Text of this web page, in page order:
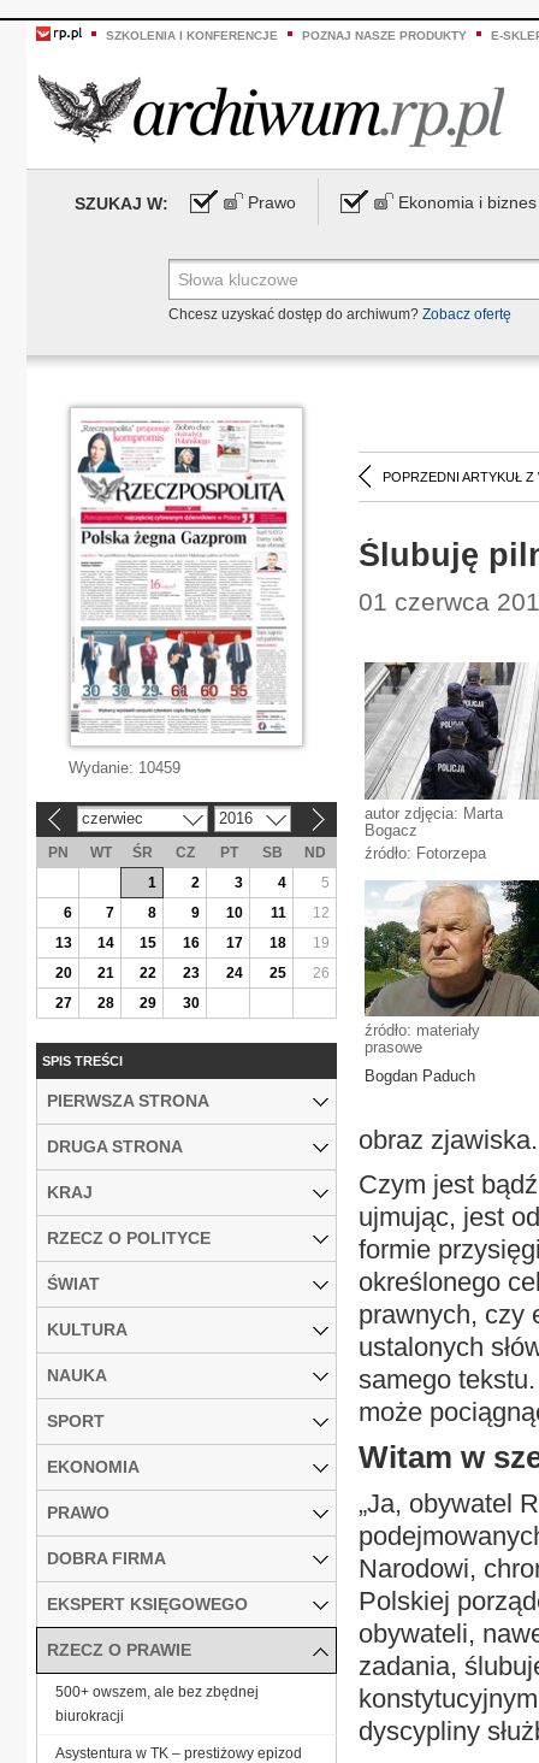
SZKOLENIA I KONFERENCJE POZNAJ NASZE PRODUKTY E-
SZUKAJ W: Prawo Ekonomia i biznes
Chcesz uzyskać dostęp do archiwum? Zobacz ofertę
POPRZEDNI ARTYKUŁ Z
Ślubuję
01 czerwca
autor zdjęcia: Marta
Bogacz
źródło: Fotorzepa
źródło: materiały
prasowe
Bogdan Paduch
obraz zjawiska.
Czym jest
ujmując, jest
formie
określonego
prawnych, czy
ustalonych
samego
może
Witam w
„Ja, obywatel
Narodowi,
Polskiej
obywateli,
zadania,
dyscypliny
Wydanie: 10459
czerwiec 2016
PN WT ŚR CZ PT SB
ND
1
2 3 4
5
6
7 8 9 10 11
12
13
14 15 16 17 18
19
20
21 22 23 24 25
26
27
28 29 30
SPIS TREŚCI
PIERWSZA STRONA
DRUGA STRONA
KRAJ
RZECZ O POLITYCE
ŚWIAT
KULTURA
NAUKA
SPORT
EKONOMIA
PRAWO
DOBRA FIRMA
EKSPERT KSIĘGOWEGO
RZECZ O PRAWIE
500+ owszem, ale bez zbędnej
biurokracji
Asystentura w TK – prestiżowy epizod